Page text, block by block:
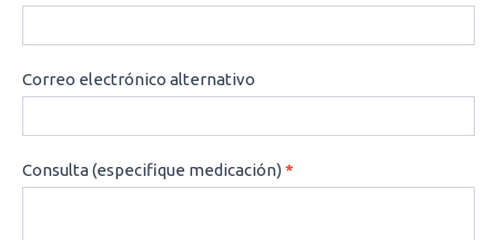
Correo electrónico alternativo
Consulta (especifique medicación)*